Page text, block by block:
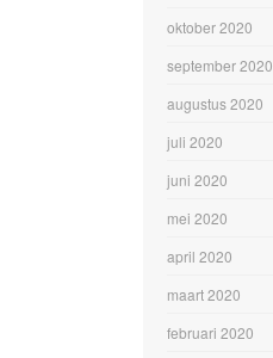
oktober 2020
september 2020
augustus 2020
juli 2020
juni 2020
mei 2020
april 2020
maart 2020
februari 2020